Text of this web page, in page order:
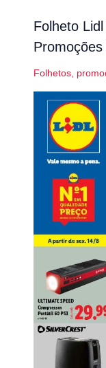
Folheto
Folhetos,